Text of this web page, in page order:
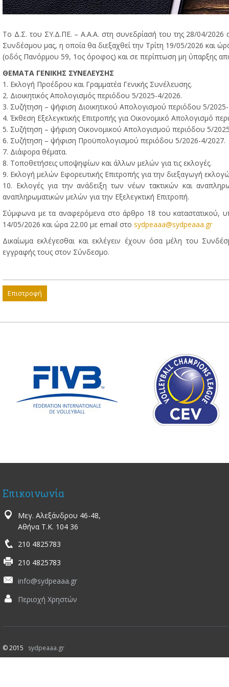
Το Δ.Σ. του ΣΥ.Δ.ΠΕ. – Α.Α.Α. στη συνεδρίασή του της 28/04/2026
Συνδέσμου μας, η οποία θα διεξαχθεί την Τρίτη 19/05/2026 και
(οδός Πανόρμου 59, 1ος όροφος) και σε περίπτωση μη ύπαρξης
ΘΕΜΑΤΑ ΓΕΝΙΚΗΣ ΣΥΝΕΛΕΥΣΗΣ
1. Εκλογή Προέδρου και Γραμματέα Γενικής Συνέλευσης.
2. Διοικητικός Απολογισμός περιόδου 5/2025-4/2026.
3. Συζήτηση – ψήφιση Διοικητικού Απολογισμού περιόδου 5/
4. Έκθεση Εξελεγκτικής Επιτροπής για Οικονομικό Απολογισμό
5. Συζήτηση – ψήφιση Οικονομικού Απολογισμού περιόδου 5/
6. Συζήτηση – ψήφιση Προϋπολογισμού περιόδου 5/2026-4/2027.
7. Διάφορα θέματα.
8. Τοποθετήσεις υποψηφίων και άλλων μελών για τις εκλογές.
9. Εκλογή μελών Εφορευτικής Επιτροπής για την διεξαγωγή
10. Εκλογές για την ανάδειξη των νέων τακτικών και
αναπληρωματικών μελών για την Εξελεγκτική Επιτροπή.
Σύμφωνα με τα αναφερόμενα στο άρθρο 18 του καταστατικού,
14/05/2026 και ώρα 22.00 με email στο sydpeaaa@sydpeaaa.gr
Δικαίωμα εκλέγεσθαι και εκλέγειν έχουν όσα μέλη του
εγγραφής τους στον Σύνδεσμο.
Επιστροφή
Επικοινωνία
Μεγ. Αλεξάνδρου 46-48,
Αθήνα Τ.Κ. 104 36
210 4825783
210 4825783
info@sydpeaaa.gr
Περιοχή Χρηστών
© 2015 sydpeaaa.gr